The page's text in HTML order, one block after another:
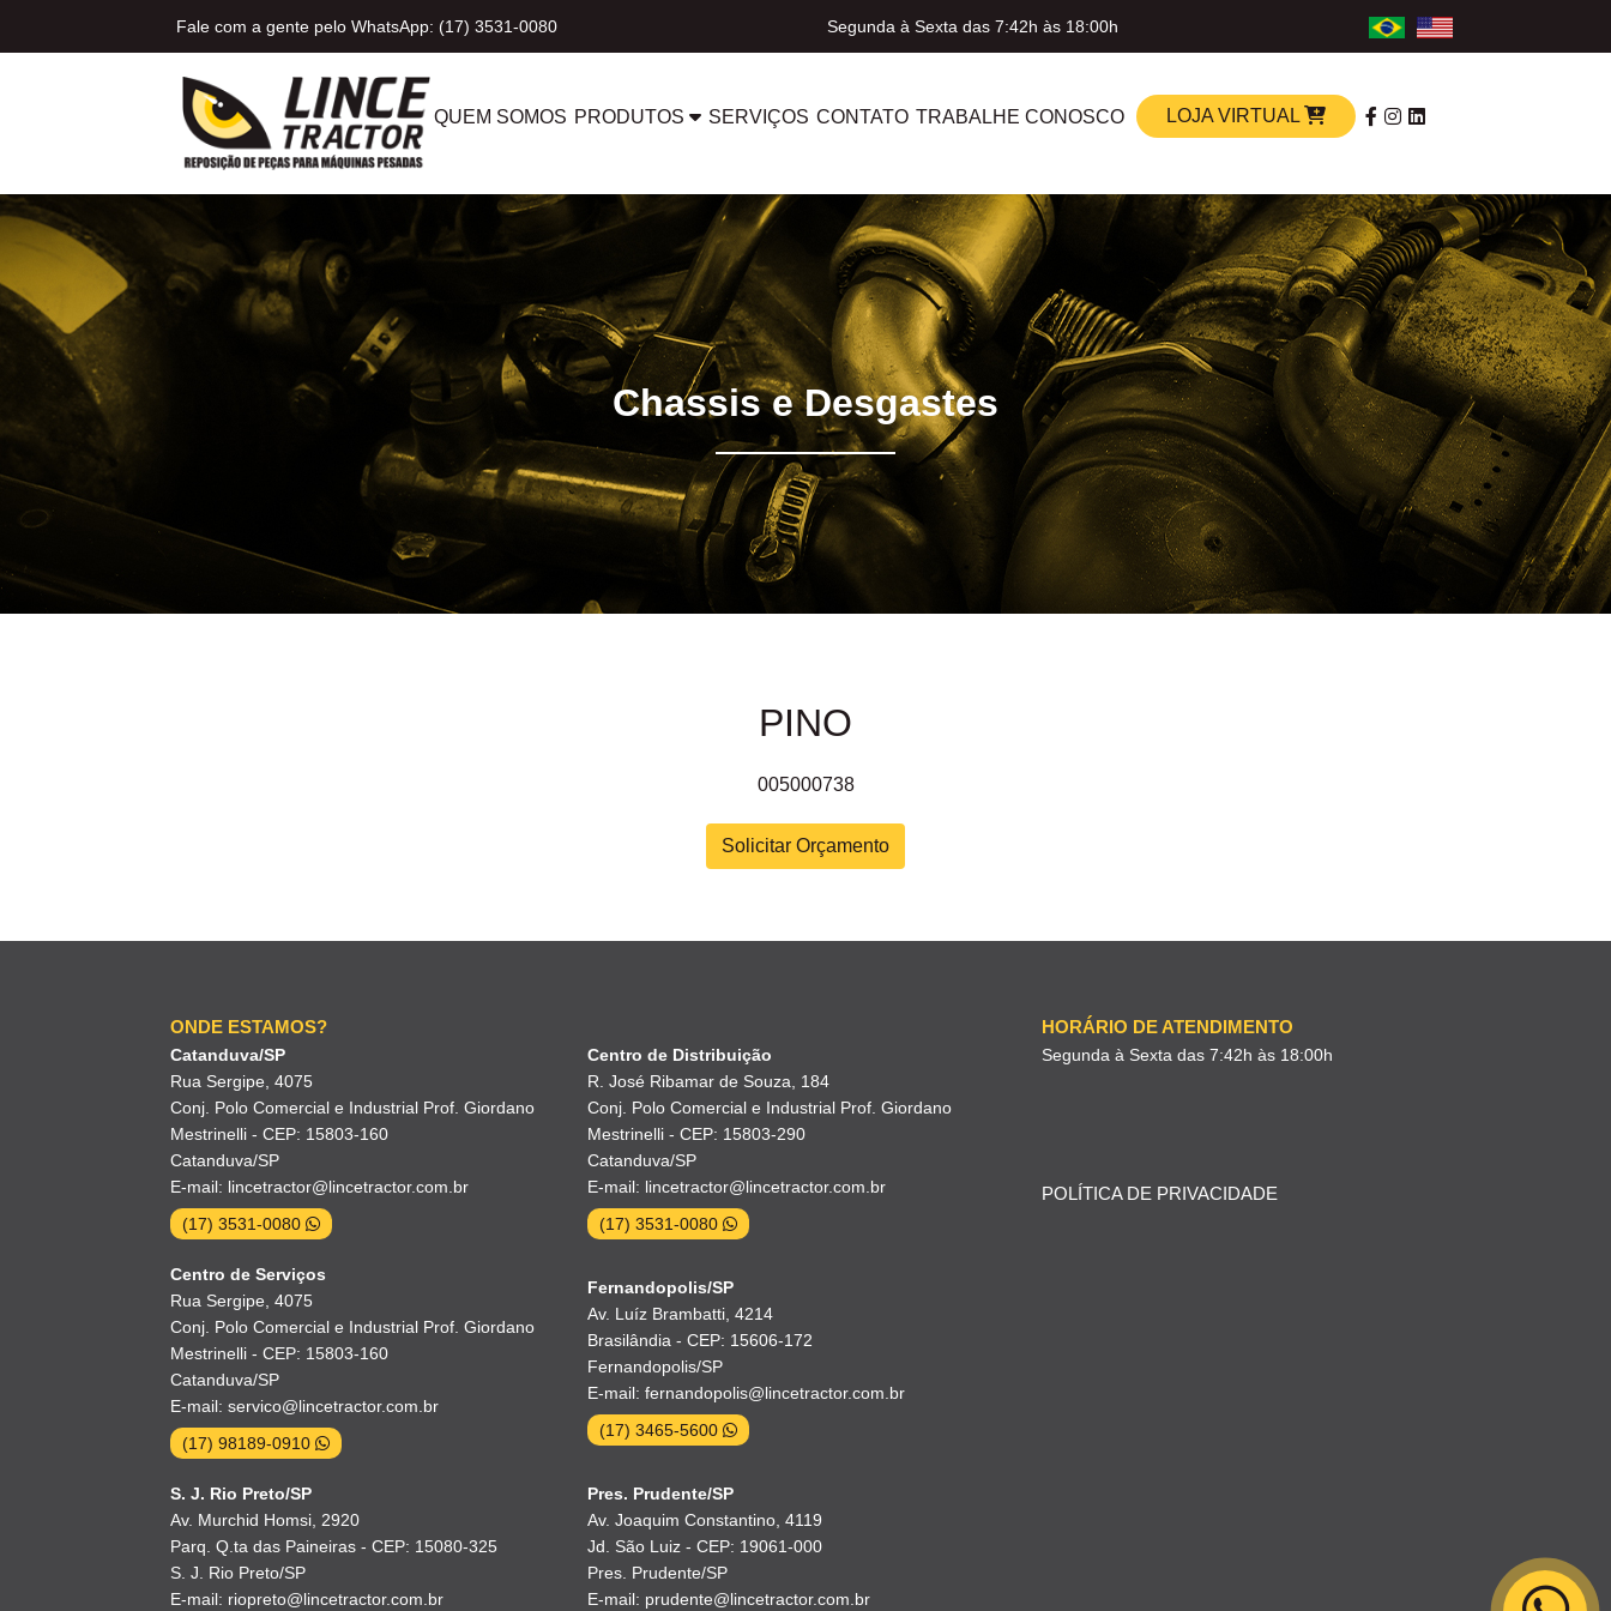
Fale com a gente pelo WhatsApp: (17) 3531-0080 Segunda à Sexta das 7:42h às 18:00h
QUEM SOMOS PRODUTOS SERVIÇOS CONTATO TRABALHE CONOSCO LOJA VIRTUAL
Chassis e Desgastes
PINO
005000738
Solicitar Orçamento
ONDE ESTAMOS?
Catanduva/SP
Rua Sergipe, 4075
Conj. Polo Comercial e Industrial Prof. Giordano
Mestrinelli - CEP: 15803-160
Catanduva/SP
E-mail: lincetractor@lincetractor.com.br
(17) 3531-0080
Centro de Distribuição
R. José Ribamar de Souza, 184
Conj. Polo Comercial e Industrial Prof. Giordano
Mestrinelli - CEP: 15803-290
Catanduva/SP
E-mail: lincetractor@lincetractor.com.br
(17) 3531-0080
Centro de Serviços
Rua Sergipe, 4075
Conj. Polo Comercial e Industrial Prof. Giordano
Mestrinelli - CEP: 15803-160
Catanduva/SP
E-mail: servico@lincetractor.com.br
(17) 98189-0910
Fernandopolis/SP
Av. Luíz Brambatti, 4214
Brasilândia - CEP: 15606-172
Fernandopolis/SP
E-mail: fernandopolis@lincetractor.com.br
(17) 3465-5600
S. J. Rio Preto/SP
Av. Murchid Homsi, 2920
Parq. Q.ta das Paineiras - CEP: 15080-325
S. J. Rio Preto/SP
E-mail: riopreto@lincetractor.com.br
Pres. Prudente/SP
Av. Joaquim Constantino, 4119
Jd. São Luiz - CEP: 19061-000
Pres. Prudente/SP
E-mail: prudente@lincetractor.com.br
HORÁRIO DE ATENDIMENTO
Segunda à Sexta das 7:42h às 18:00h
POLÍTICA DE PRIVACIDADE